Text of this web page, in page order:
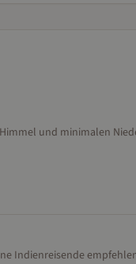
und minimalen
Indienreisende